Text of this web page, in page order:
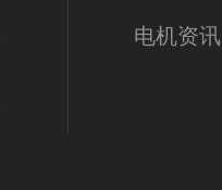
电机资讯